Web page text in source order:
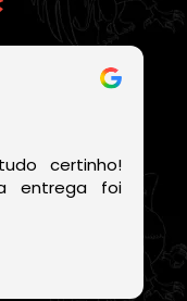
certinho!
entrega foi